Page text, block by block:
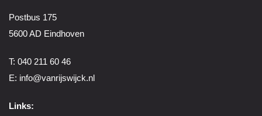
Postbus 175
5600 AD Eindhoven
T: 040 211 60 46
E: info@vanrijswijck.nl
Links: